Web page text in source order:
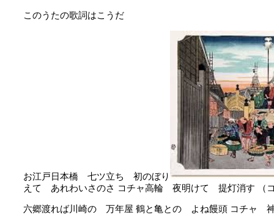
このうたの歌詞はこうだ
お江戸日本橋 七ツ立ち 初のぼり
えて あれわいさのさ コチャ高輪 夜明けて 提灯消す （
六郷渡れば川崎の 万年屋 鶴と亀との よね饅頭 コチャ